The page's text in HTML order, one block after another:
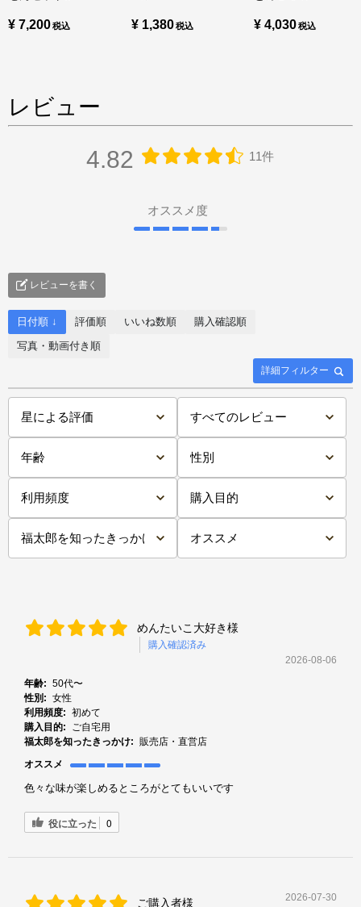
¥ 7,200 ¥ 1,380 ¥ 4,030
レビュー
4.82 11件
オススメ度
レビューを書く
詳細フィルター
日付順 ↓ 評価順 いいね数順
購入確認順
写真・動画付き順
めんたいこ大好き様
購入確認済み
2026-08-06
年齢: 50代〜
性別: 女性
利用頻度: 初めて
購入目的:
ご自宅用
福太郎を知ったきっかけ: 販売店・直営店
オススメ
色々な味が楽しめるところがとてもいいです
役に立った 0
ご購入者様 2026-07-30